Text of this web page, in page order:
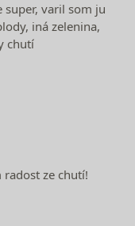
super, varil som ju
iná zelenina,
chutí
ze chutí!